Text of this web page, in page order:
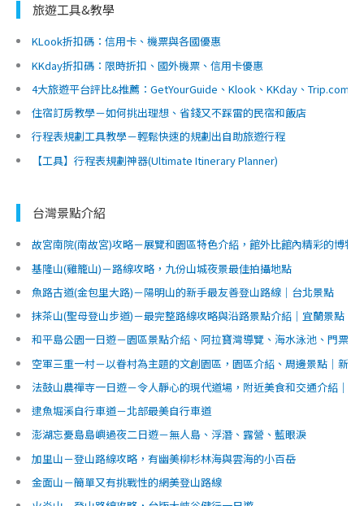
旅遊工具&教學
KLook折扣碼：信用卡、機票與各國優惠
KKday折扣碼：限時折扣、國外機票、信用卡優惠
4大旅遊平台評比&推薦：GetYourGuide、Klook、KKday、Trip.com
住宿訂房教學－如何挑出理想、省錢又不踩雷的民宿和飯店
行程表規劃工具教學－輕鬆快速的規劃出自助旅遊行程
【工具】行程表規劃神器(Ultimate Itinerary Planner)
台灣景點介紹
故宮南院(南故宮)攻略－展覽和園區特色介紹，館外比館內精彩的博物
基隆山(雞籠山)－路線攻略，九份山城夜景最佳拍攝地點
魚路古道(金包里大路)－陽明山的新手最友善登山路線｜台北景點
抹茶山(聖母登山步道)－最完整路線攻略與沿路景點介紹｜宜蘭景點
和平島公園一日遊－園區景點介紹、阿拉寶灣導覽、海水泳池、門票交
空軍三重一村－以眷村為主題的文創園區，園區介紹、周邊景點｜新北
法鼓山農禪寺一日遊－令人靜心的現代道場，附近美食和交通介紹｜台
逮魚堀溪自行車道－北部最美自行車道
澎湖忘憂島島嶼過夜二日遊－無人島、浮潛、露營、藍眼淚
加里山－登山路線攻略，有幽美柳杉林海與雲海的小百岳
金面山－簡單又有挑戰性的網美登山路線